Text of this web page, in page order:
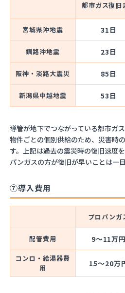
都市ガス復旧
宮城県沖地震 31日
釧路沖地震 23日
阪神・淡路大震災 85日
新潟県中越地震 53日
導管が地下でつながっている都市ガ
物件ごとの個別供給のため、災害時
す。上記は過去の震災時の復旧速度
パンガスの方が復旧が早いことは一目
⑦導入費用
プロパンガ
配管費用 9～11万円
コンロ・給湯器費
用
15～20万